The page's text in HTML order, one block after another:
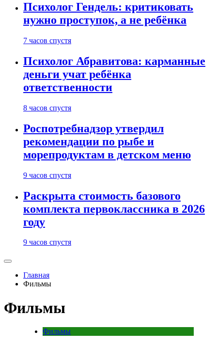
Психолог Гендель: критиковать
нужно проступок, а не ребёнка
7 часов спустя
Психолог Абравитова: карманные
деньги учат ребёнка
ответственности
8 часов спустя
Роспотребнадзор утвердил
рекомендации по рыбе и
морепродуктам в детском меню
9 часов спустя
Раскрыта стоимость базового
комплекта первоклассника в 2026
году
9 часов спустя
Главная
Фильмы
Фильмы
Фильмы